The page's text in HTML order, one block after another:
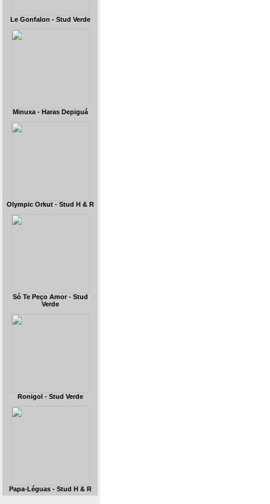
Le Gonfalon - Stud Verde
Minuxa - Haras Depiguá
Olympic Orkut - Stud H & R
Só Te Peço Amor - Stud
Verde
Ronigol - Stud Verde
Papa-Léguas - Stud H & R